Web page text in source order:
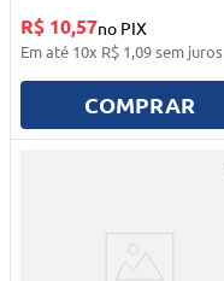
R$ 10,57no PIX
Em até 10x R$ 1,09sem juros
COMPRAR